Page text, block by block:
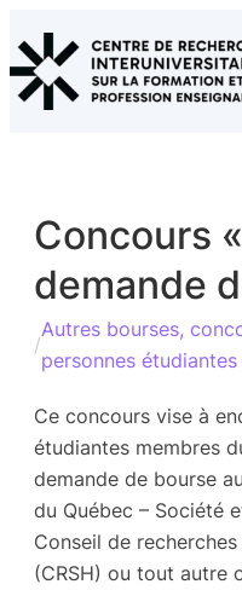
au
contenu
Concours
demande
/
Autres bourses,
personnes
Ce concours vise à
étudiantes membres
demande de bourse
du Québec – Société
Conseil de
(CRSH) ou tout autre